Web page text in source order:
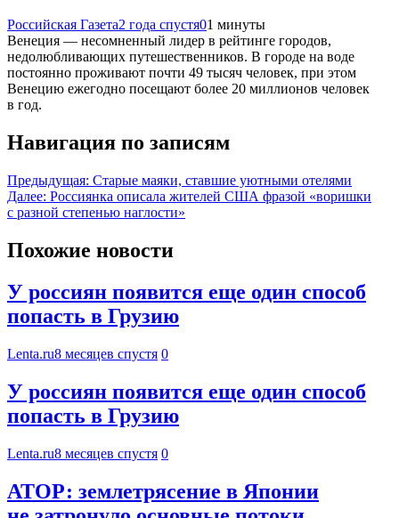
Российская Газета2 года спустя01 минуты
Венеция — несомненный лидер в рейтинге городов,
недолюбливающих путешественников. В городе на воде
постоянно проживают почти 49 тысяч человек, при этом
Венецию ежегодно посещают более 20 миллионов человек
в год.
Навигация по записям
Предыдущая: Старые маяки, ставшие уютными отелями
Далее: Россиянка описала жителей США фразой «воришки
с разной степенью наглости»
Похожие новости
У россиян появится еще один способ
попасть в Грузию
Lenta.ru8 месяцев спустя 0
У россиян появится еще один способ
попасть в Грузию
Lenta.ru8 месяцев спустя 0
АТОР: землетрясение в Японии